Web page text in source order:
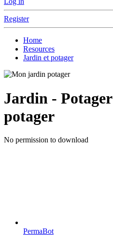
Register
Home
Resources
Jardin et potager
Jardin - Potager
potager
No permission to download
PermaBot